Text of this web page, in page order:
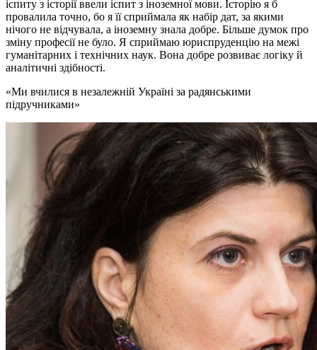
іспиту з історії ввели іспит з іноземної мови. Історію я б
провалила точно, бо я її сприймала як набір дат, за якими
нічого не відчувала, а іноземну знала добре. Більше думок про
зміну професії не було. Я сприймаю юриспруденцію на межі
гуманітарних і технічних наук. Вона добре розвиває логіку й
аналітичні здібності.
Ми вчилися в незалежній Україні за радянськими
підручниками